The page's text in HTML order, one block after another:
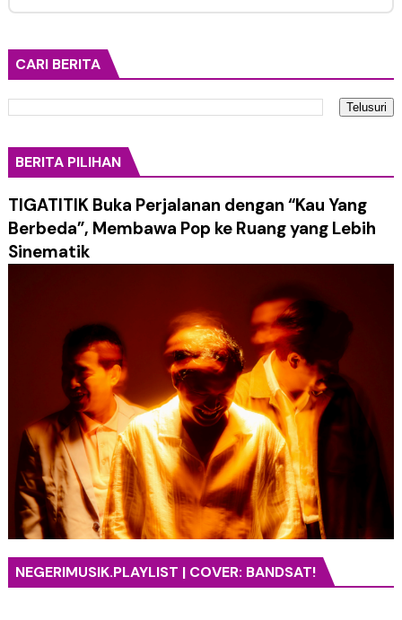
CARI BERITA
BERITA PILIHAN
TIGATITIK Buka Perjalanan dengan “Kau Yang
Berbeda”, Membawa Pop ke Ruang yang Lebih
Sinematik
NEGERIMUSIK.PLAYLIST | COVER: BANDSAT!